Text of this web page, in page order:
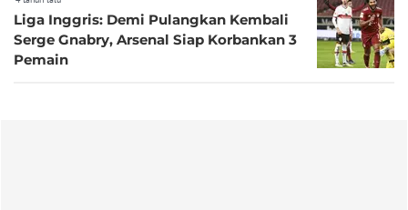
Liga Inggris: Demi Pulangkan Kembali
Serge Gnabry, Arsenal Siap Korbankan 3
Pemain